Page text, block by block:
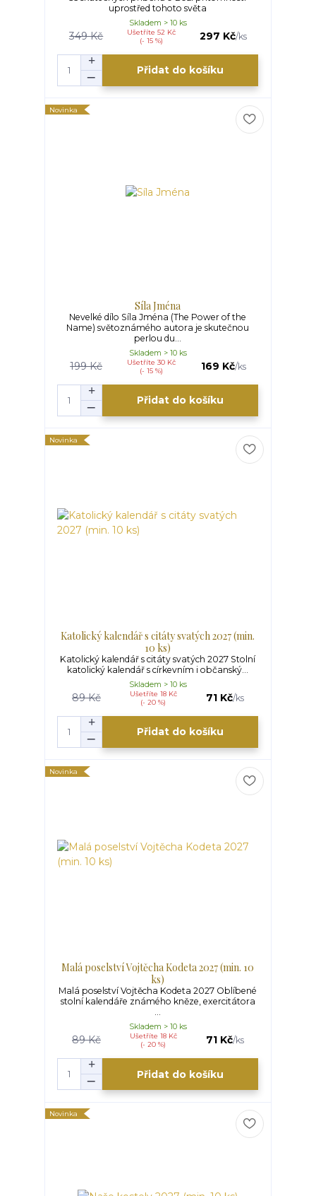
uprostřed tohoto světa
349 Kč
Ušetříte 52 Kč
(- 15 %)
297 Kč/ks
Skladem > 10 ks
Přidat do košíku
Novinka
Síla Jména
Nevelké dílo Síla Jména (The Power of the
Name) světoznámého autora je skutečnou
perlou du...
199 Kč
Ušetříte 30 Kč
(- 15 %)
169 Kč/ks
Skladem > 10 ks
Přidat do košíku
Novinka
Katolický kalendář s citáty svatých 2027 (min.
10 ks)
Katolický kalendář s citáty svatých 2027 Stolní
katolický kalendář s církevním i občanský...
89 Kč
Ušetříte 18 Kč
(- 20 %)
71 Kč/ks
Skladem > 10 ks
Přidat do košíku
Novinka
Malá poselství Vojtěcha Kodeta 2027 (min. 10
ks)
Malá poselství Vojtěcha Kodeta 2027 Oblíbené
stolní kalendáře známého kněze, exercitátora
89 Kč
Ušetříte 18 Kč
(- 20 %)
71 Kč/ks
Skladem > 10 ks
Přidat do košíku
Novinka